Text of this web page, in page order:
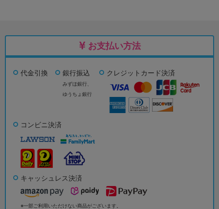
お支払い方法
代金引換 銀行振込
みずほ銀行、
ゆうちょ銀行
クレジットカード決済
コンビニ決済
キャッシュレス決済
※一部ご利用いただけない商品がございます。